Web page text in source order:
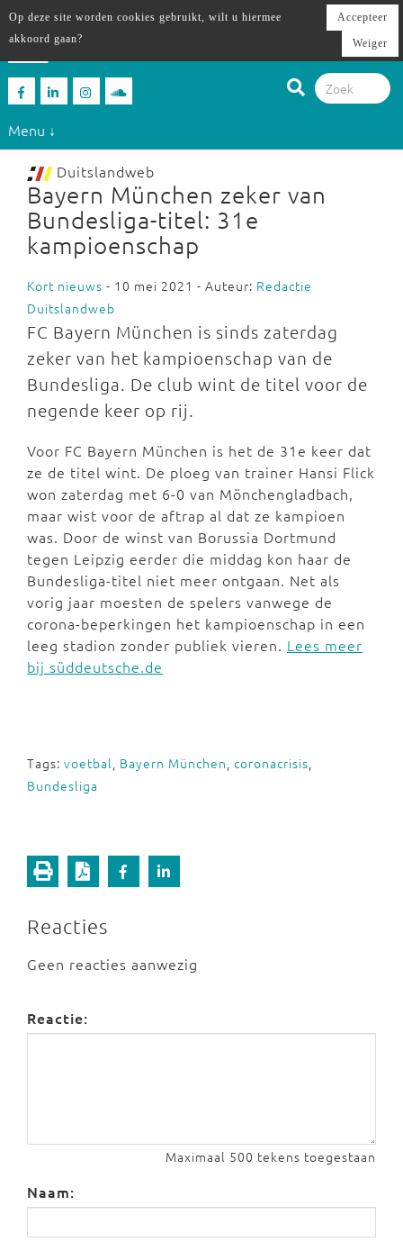
Menu ↓
Duitslandweb
Bayern München zeker van
Bundesliga-titel: 31e
kampioenschap
Kort nieuws - 10 mei 2021 - Auteur: Redactie
Duitslandweb
FC Bayern München is sinds zaterdag
zeker van het kampioenschap van de
Bundesliga. De club wint de titel voor de
negende keer op rij.
Voor FC Bayern München is het de 31e keer dat
ze de titel wint. De ploeg van trainer Hansi Flick
won zaterdag met 6-0 van Mönchengladbach,
maar wist voor de aftrap al dat ze kampioen
was. Door de winst van Borussia Dortmund
tegen Leipzig eerder die middag kon haar de
Bundesliga-titel niet meer ontgaan. Net als
vorig jaar moesten de spelers vanwege de
corona-beperkingen het kampioenschap in een
leeg stadion zonder publiek vieren. Lees meer
bij süddeutsche.de
Tags: voetbal, Bayern München, coronacrisis,
Bundesliga
Reacties
Geen reacties aanwezig
Reactie:
Maximaal 500 tekens toegestaan
Naam:
Op deze site worden cookies gebruikt, wilt u hiermee
akkoord gaan?
Accepteer
Weiger